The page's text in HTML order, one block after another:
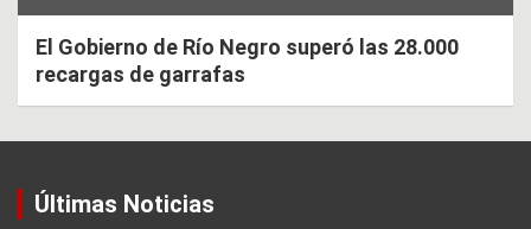
El Gobierno de Río Negro superó las 28.000
recargas de garrafas
Últimas Noticias